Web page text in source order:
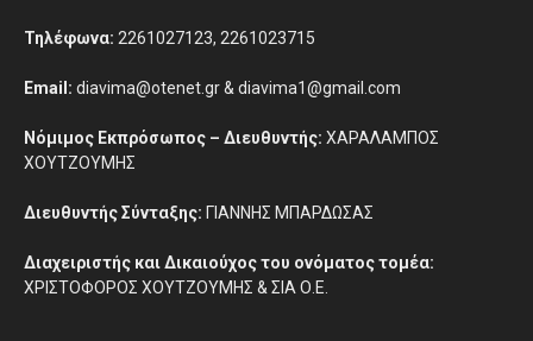
Τηλέφωνα: 2261027123, 2261023715
Email: diavima@otenet.gr & diavima1@gmail.com
Νόμιμος Εκπρόσωπος – Διευθυντής: ΧΑΡΑΛΑΜΠΟΣ
ΧΟΥΤΖΟΥΜΗΣ
Διευθυντής Σύνταξης: ΓΙΑΝΝΗΣ ΜΠΑΡΔΩΣΑΣ
Διαχειριστής και Δικαιούχος του ονόματος τομέα:
ΧΡΙΣΤΟΦΟΡΟΣ ΧΟΥΤΖΟΥΜΗΣ & ΣΙΑ Ο.Ε.